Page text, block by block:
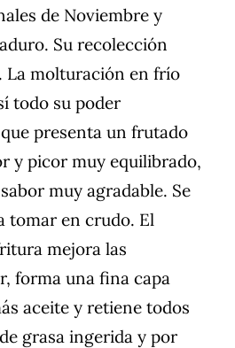
de Noviembre y
Su recolección
La molturación en frío
todo su poder
presenta un frutado
y picor muy equilibrado,
muy agradable. Se
tomar en crudo. El
mejora las
forma una fina capa
aceite y retiene todos
grasa ingerida y por